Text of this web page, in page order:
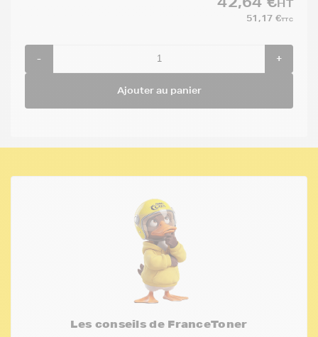
HT
51,17 €TTC
- +
Ajouter au panier
Les conseils de FranceToner